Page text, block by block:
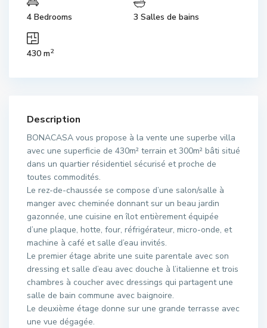
4 Bedrooms 3 Salles de bains
430 m2
Description
BONACASA vous propose à la vente une superbe villa
avec une superficie de 430m² terrain et 300m² bâti situé
dans un quartier résidentiel sécurisé et proche de
toutes commodités.
Le rez-de-chaussée se compose d’une salon/salle à
manger avec cheminée donnant sur un beau jardin
gazonnée, une cuisine en îlot entièrement équipée
d’une plaque, hotte, four, réfrigérateur, micro-onde, et
machine à café et salle d’eau invités.
Le premier étage abrite une suite parentale avec son
dressing et salle d’eau avec douche à l’italienne et trois
chambres à coucher avec dressings qui partagent une
salle de bain commune avec baignoire.
Le deuxième étage donne sur une grande terrasse avec
une vue dégagée.